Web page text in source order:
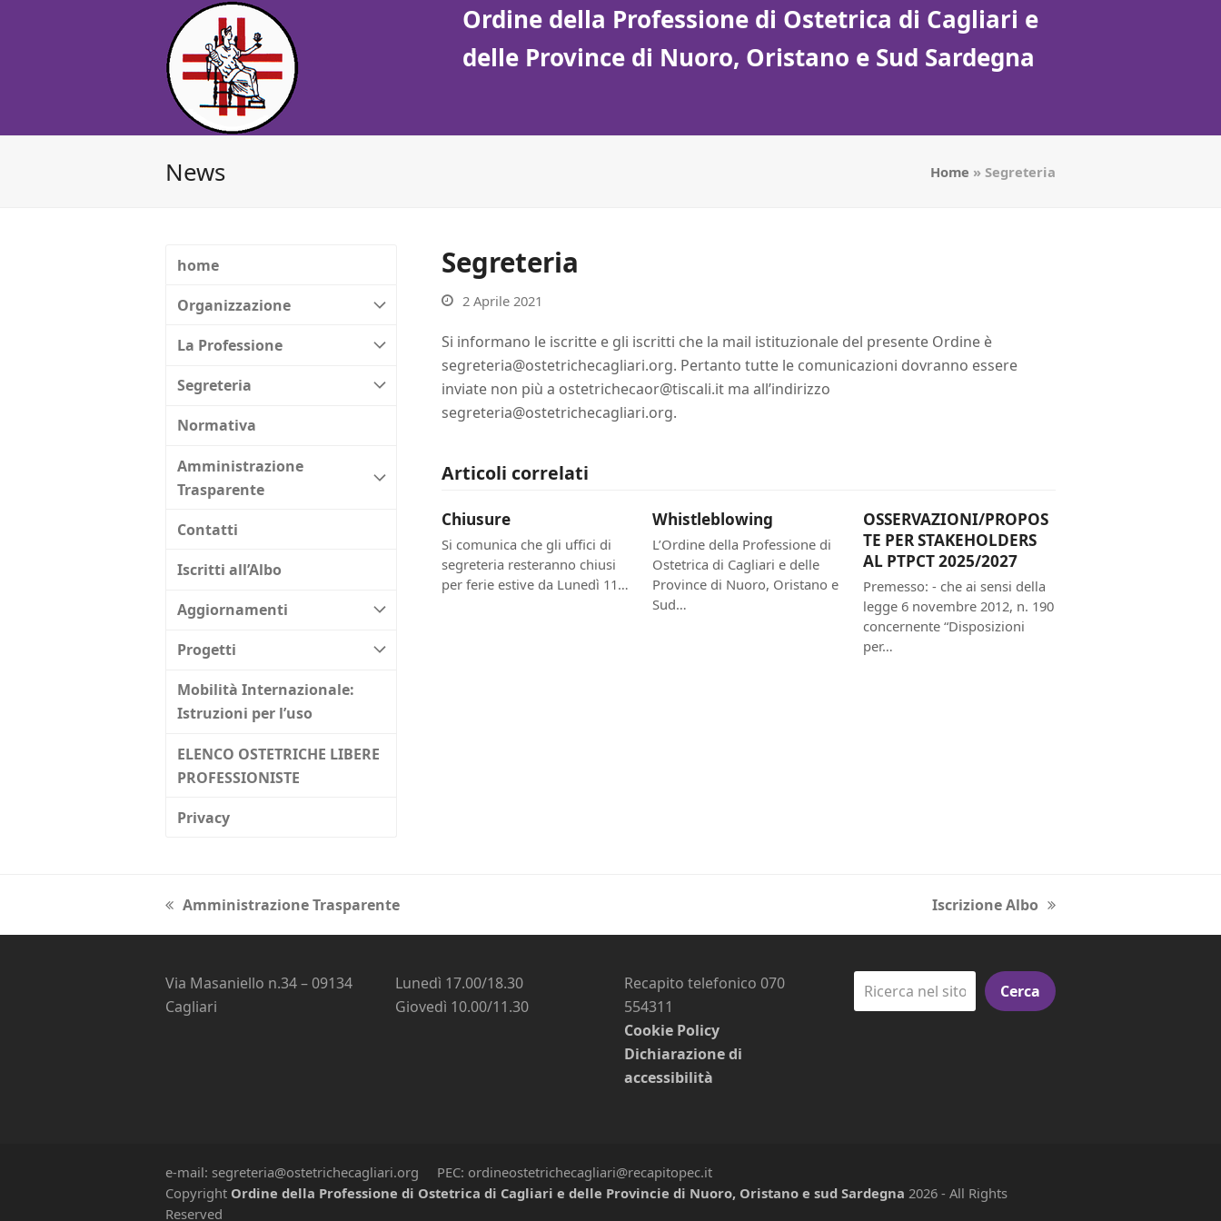
Ordine della Professione di Ostetrica di Cagliari e
delle Province di Nuoro, Oristano e Sud Sardegna
News Home » Segreteria
Segreteria
2 Aprile 2021
Si informano le iscritte e gli iscritti che la mail istituzionale del presente Ordine è
segreteria@ostetrichecagliari.org. Pertanto tutte le comunicazioni dovranno essere
inviate non più a ostetrichecaor@tiscali.it ma all’indirizzo
segreteria@ostetrichecagliari.org.
Articoli correlati
Chiusure
Si comunica che gli uffici di
segreteria resteranno chiusi
per ferie estive da Lunedì 11…
Whistleblowing
L’Ordine della Professione di
Ostetrica di Cagliari e delle
Province di Nuoro, Oristano e
Sud…
OSSERVAZIONI/PROPOS
TE PER STAKEHOLDERS
AL PTPCT 2025/2027
Premesso: - che ai sensi della
legge 6 novembre 2012, n. 190
concernente “Disposizioni
per…
home
Organizzazione
La Professione
Segreteria
Normativa
Amministrazione
Trasparente
Contatti
Iscritti all’Albo
Aggiornamenti
Progetti
Mobilità Internazionale:
Istruzioni per l’uso
ELENCO OSTETRICHE LIBERE
PROFESSIONISTE
Privacy
previous
post:
Amministrazione Trasparente
next
post:
Iscrizione Albo
Via Masaniello n.34 – 09134
Cagliari
Lunedì 17.00/18.30
Giovedì 10.00/11.30
Recapito telefonico 070
554311
Cookie Policy
Dichiarazione di
accessibilità
Cerca
e-mail: segreteria@ostetrichecagliari.org PEC: ordineostetrichecagliari@recapitopec.it
Copyright Ordine della Professione di Ostetrica di Cagliari e delle Provincie di Nuoro, Oristano e sud Sardegna 2026 - All Rights
Reserved